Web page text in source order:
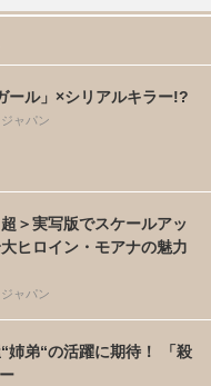
ール」×シリアルキラー!?
ャパン
＞実写版でスケールアッ
ヒロイン・モアナの魅力
ャパン
姉弟“の活躍に期待！ 「殺